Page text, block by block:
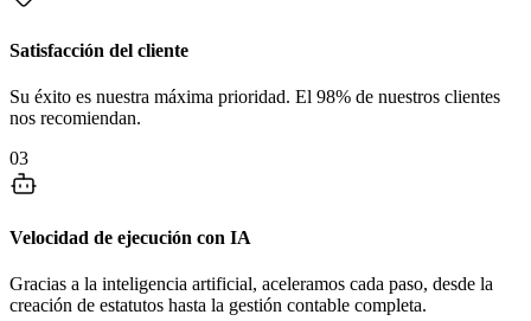
Satisfacción del cliente
Su éxito es nuestra máxima prioridad. El 98% de nuestros clientes
nos recomiendan.
03
Velocidad de ejecución con IA
Gracias a la inteligencia artificial, aceleramos cada paso, desde la
creación de estatutos hasta la gestión contable completa.